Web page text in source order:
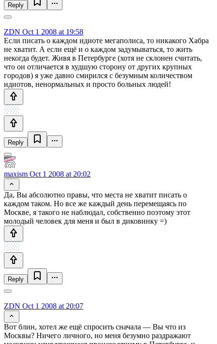
Reply
ZDN Oct 1 2008 at 19:58
Если писать о каждом идиоте мегаполиса, то никакого Хабра
не хватит. А если ещё и о каждом задумываться, то жить
некогда будет. Живя в Петербурге (хотя не склонен считать,
что он отличается в худшую сторону от других крупных
городов) я уже давно смирился с безумным количеством
идиотов, ненормальных и просто больных людей!
Reply
maxism Oct 1 2008 at 20:02
Да, Вы абсолютно правы, что места не хватит писать о
каждом таком. Но все же каждый день перемещаясь по
Москве, я такого не наблюдал, собственно поэтому этот
молодый человек для меня и был в диковинку =)
Reply
ZDN Oct 1 2008 at 20:07
Вот блин, хотел же ещё спросить сначала — Вы что из
Москвы? Ничего личного, но меня безумно раздражают